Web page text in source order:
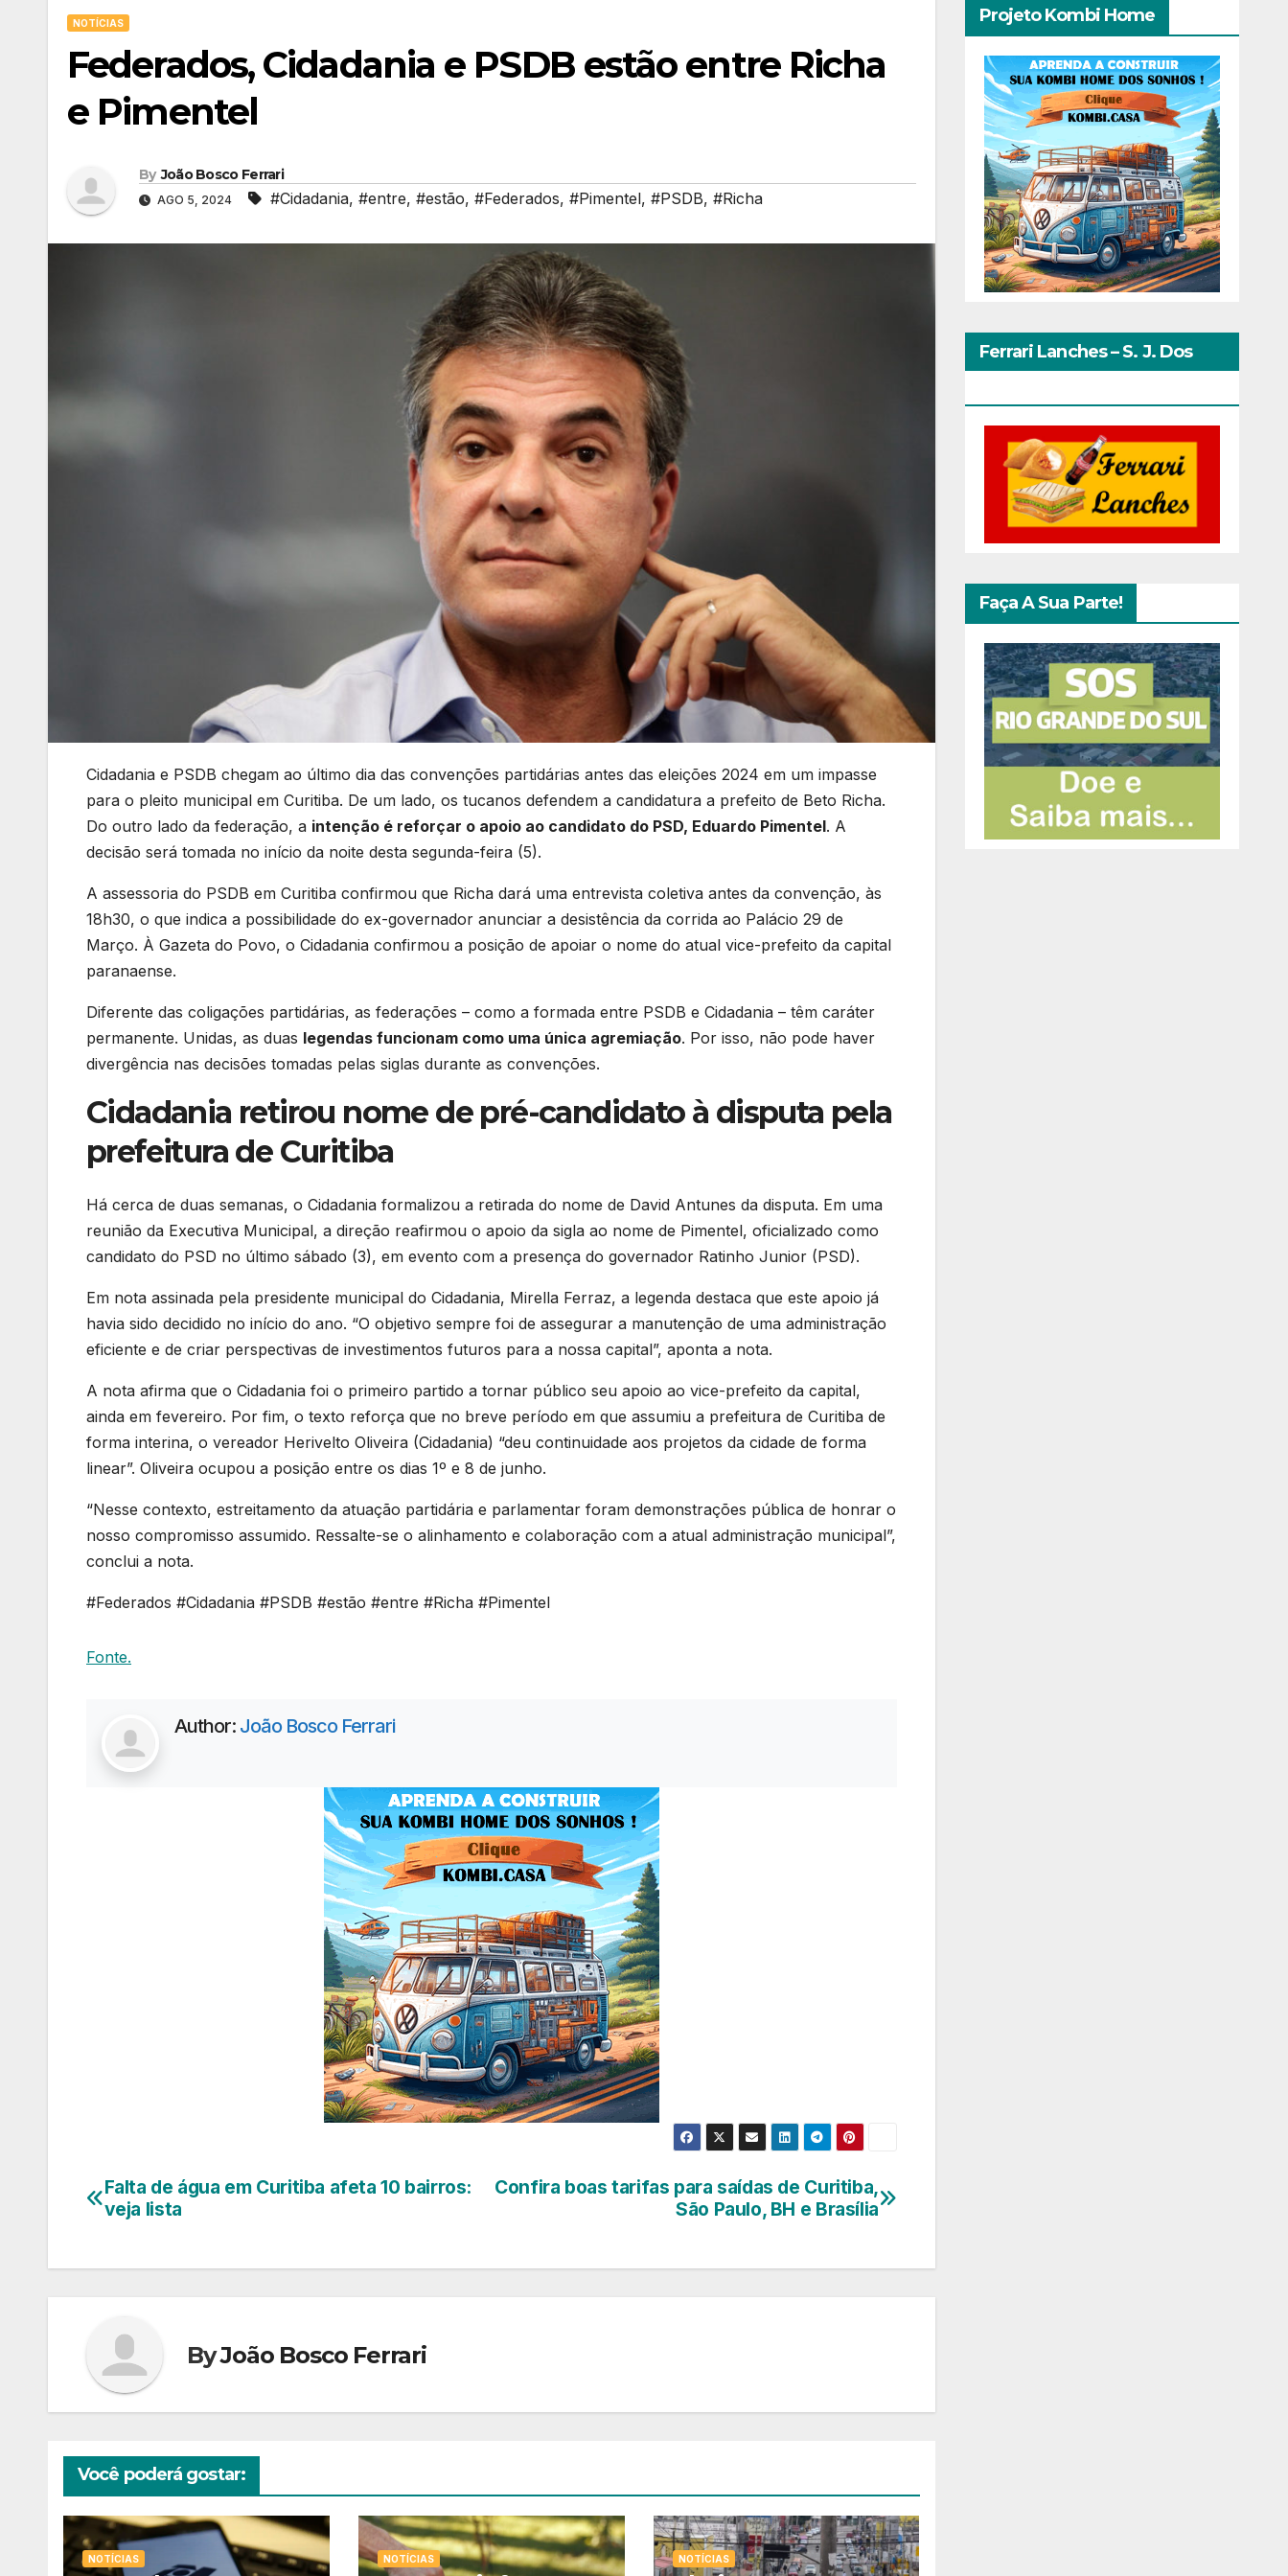
NOTÍCIAS
Federados, Cidadania e PSDB estão entre Richa
e Pimentel
By João Bosco Ferrari
AGO 5, 2024 #Cidadania, #entre, #estão, #Federados, #Pimentel, #PSDB, #Richa
Cidadania e PSDB chegam ao último dia das convenções partidárias antes das eleições 2024 em um impasse
para o pleito municipal em Curitiba. De um lado, os tucanos defendem a candidatura a prefeito de Beto Richa.
Do outro lado da federação, a intenção é reforçar o apoio ao candidato do PSD, Eduardo Pimentel. A
decisão será tomada no início da noite desta segunda-feira (5).
A assessoria do PSDB em Curitiba confirmou que Richa dará uma entrevista coletiva antes da convenção, às
18h30, o que indica a possibilidade do ex-governador anunciar a desistência da corrida ao Palácio 29 de
Março. À Gazeta do Povo, o Cidadania confirmou a posição de apoiar o nome do atual vice-prefeito da capital
paranaense.
Diferente das coligações partidárias, as federações – como a formada entre PSDB e Cidadania – têm caráter
permanente. Unidas, as duas legendas funcionam como uma única agremiação. Por isso, não pode haver
divergência nas decisões tomadas pelas siglas durante as convenções.
Cidadania retirou nome de pré-candidato à disputa pela
prefeitura de Curitiba
Há cerca de duas semanas, o Cidadania formalizou a retirada do nome de David Antunes da disputa. Em uma
reunião da Executiva Municipal, a direção reafirmou o apoio da sigla ao nome de Pimentel, oficializado como
candidato do PSD no último sábado (3), em evento com a presença do governador Ratinho Junior (PSD).
Em nota assinada pela presidente municipal do Cidadania, Mirella Ferraz, a legenda destaca que este apoio já
havia sido decidido no início do ano. “O objetivo sempre foi de assegurar a manutenção de uma administração
eficiente e de criar perspectivas de investimentos futuros para a nossa capital”, aponta a nota.
A nota afirma que o Cidadania foi o primeiro partido a tornar público seu apoio ao vice-prefeito da capital,
ainda em fevereiro. Por fim, o texto reforça que no breve período em que assumiu a prefeitura de Curitiba de
forma interina, o vereador Herivelto Oliveira (Cidadania) “deu continuidade aos projetos da cidade de forma
linear”. Oliveira ocupou a posição entre os dias 1º e 8 de junho.
“Nesse contexto, estreitamento da atuação partidária e parlamentar foram demonstrações pública de honrar o
nosso compromisso assumido. Ressalte-se o alinhamento e colaboração com a atual administração municipal”,
conclui a nota.
#Federados #Cidadania #PSDB #estão #entre #Richa #Pimentel
Fonte.
Author: João Bosco Ferrari
Navegação
Post
Confira boas tarifas para saídas de Curitiba,
São Paulo, BH e Brasília
Falta de água em Curitiba afeta 10 bairros:
veja lista
ByJoão Bosco Ferrari
Você poderá gostar:
NOTÍCIAS NOTÍCIAS NOTÍCIAS
Projeto Kombi Home
Ferrari Lanches – S. J. Dos
Faça A Sua Parte!